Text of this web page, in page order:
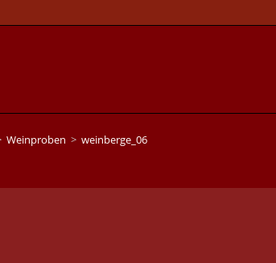
Weinproben > weinberge_06